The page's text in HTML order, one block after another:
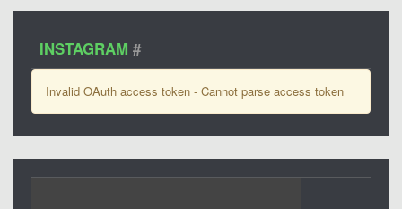
INSTAGRAM #
Invalid OAuth access token - Cannot parse access token